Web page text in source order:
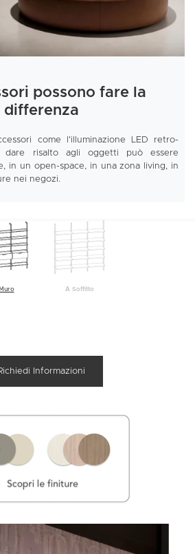
possono fare la
differenza
come l'illuminazione LED retro-
dare risalto agli oggetti può essere
in un open-space, in una zona living, in
nei negozi.
A Soffitto
Informazioni